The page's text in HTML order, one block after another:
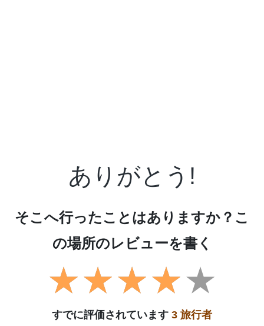
ありがとう!
そこへ行ったことはありますか？こ
の場所のレビューを書く
すでに評価されています 3 旅行者